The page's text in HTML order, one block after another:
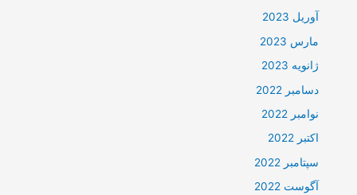
آوریل 2023
مارس 2023
ژانویه 2023
دسامبر 2022
نوامبر 2022
اکتبر 2022
سپتامبر 2022
آگوست 2022